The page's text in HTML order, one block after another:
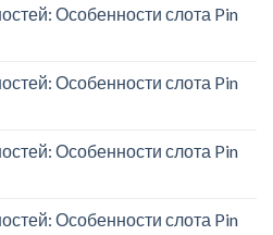
Особенности слота Pin
Особенности слота Pin
Особенности слота Pin
Особенности слота Pin